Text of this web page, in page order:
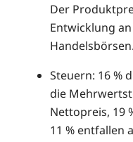
Der
Entwicklung
Handelsbörsen.
Steuern: 16 %
die
Nettopreis, 19
11 % entfallen